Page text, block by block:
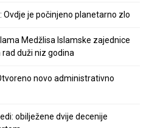
je počinjeno planetarno zlo
Medžlisa Islamske zajednice
rad duži niz godina
novo administrativno
obilježene dvije decenije